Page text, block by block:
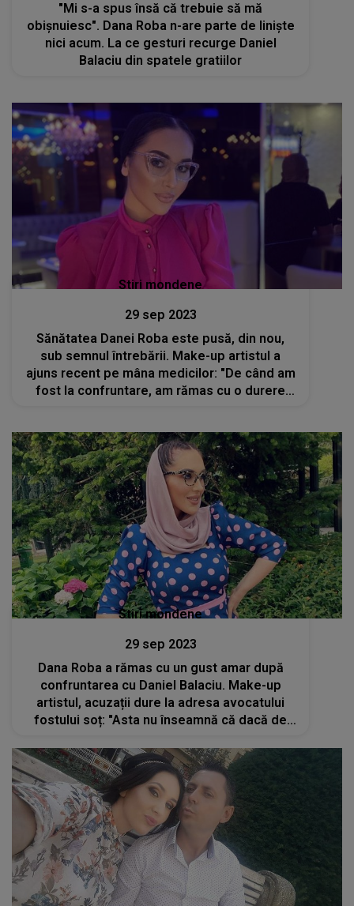
"Mi s-a spus însă că trebuie să mă
obișnuiesc". Dana Roba n-are parte de liniște
nici acum. La ce gesturi recurge Daniel
Balaciu din spatele gratiilor
Stiri mondene
29 sep 2023
Sănătatea Danei Roba este pusă, din nou,
sub semnul întrebării. Make-up artistul a
ajuns recent pe mâna medicilor: "De când am
fost la confruntare, am rămas cu o durere
Stiri mondene
29 sep 2023
Dana Roba a rămas cu un gust amar după
confruntarea cu Daniel Balaciu. Make-up
artistul, acuzații dure la adresa avocatului
fostului soț: "Asta nu înseamnă că dacă de
obligată să mă necăjesc"